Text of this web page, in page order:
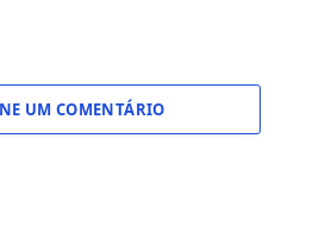
UM COMENTÁRIO